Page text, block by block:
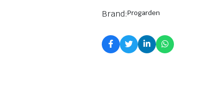
Brand:Progarden